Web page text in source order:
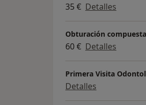
35 € Detalles
Obturación compuesta
60 € Detalles
Primera Visita
Detalles